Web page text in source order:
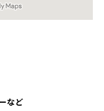
など